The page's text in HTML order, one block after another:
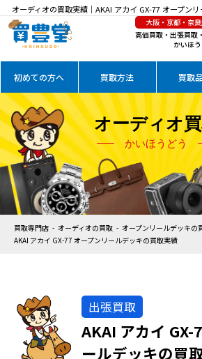
オーディオの買取実績｜AKAI アカイ GX-77 オープンリ
大阪・京都・奈
高価買取・出張買取
かいほ
初めての方へ 買取方法 買取
オーディオ
かいほうどう
買取専門店 オーディオの買取
オープンリールデッキの
AKAI アカイ GX-77 オープンリールデッキの買取実績
出張買取
AKAI アカイ GX-
ールデッキの買